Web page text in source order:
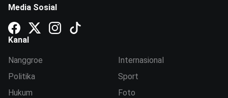
Media Sosial
Kanal
Nanggroe
Politika
Hukum
Internasional
Sport
Foto